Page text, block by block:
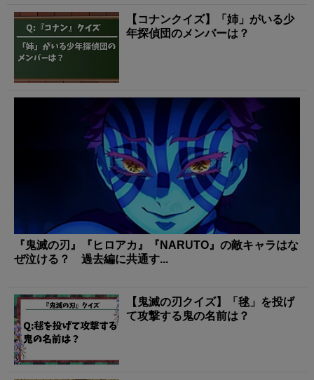
【コナンクイズ】「姉」がいる少
年探偵団のメンバーは？
『鬼滅の刃』『ヒロアカ』『NARUTO』の敵キャラはな
ぜ泣ける？ 過去編に共通す...
【鬼滅の刃クイズ】「毬」を投げ
て攻撃する鬼の名前は？